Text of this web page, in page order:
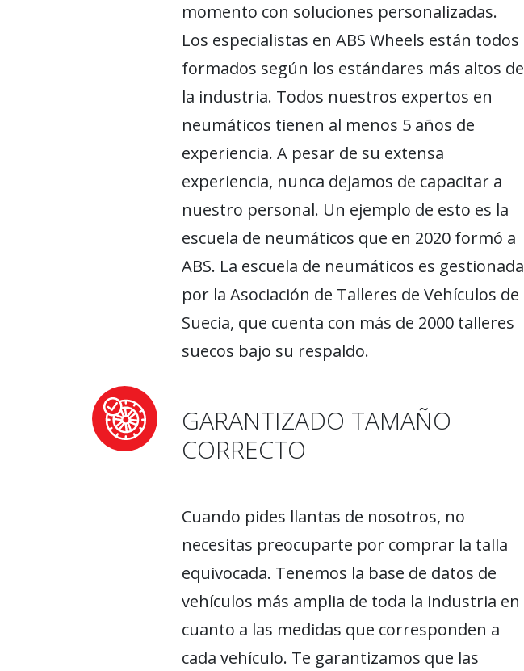
momento con soluciones personalizadas.
Los especialistas en ABS Wheels están todos
formados según los estándares más altos de
la industria. Todos nuestros expertos en
neumáticos tienen al menos 5 años de
experiencia. A pesar de su extensa
experiencia, nunca dejamos de capacitar a
nuestro personal. Un ejemplo de esto es la
escuela de neumáticos que en 2020 formó a
ABS. La escuela de neumáticos es gestionada
por la Asociación de Talleres de Vehículos de
Suecia, que cuenta con más de 2000 talleres
suecos bajo su respaldo.
GARANTIZADO TAMAÑO
CORRECTO
Cuando pides llantas de nosotros, no
necesitas preocuparte por comprar la talla
equivocada. Tenemos la base de datos de
vehículos más amplia de toda la industria en
cuanto a las medidas que corresponden a
cada vehículo. Te garantizamos que las